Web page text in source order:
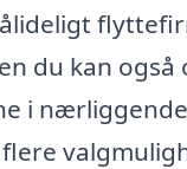
du kan også
i